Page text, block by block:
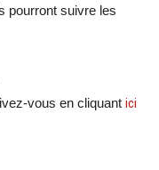
pourront suivre les
vous en cliquant ici